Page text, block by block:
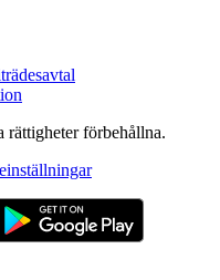
förbehållna.